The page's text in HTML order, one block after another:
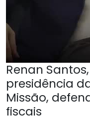
Renan
presidência
Missão,
fiscais